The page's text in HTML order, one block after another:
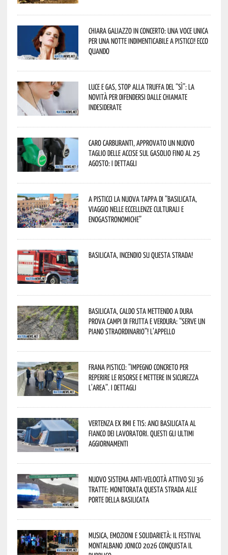
Chiara Galiazzo in concerto: una voce unica
per una notte indimenticabile a Pisticci! Ecco
quando
Luce e gas, stop alla truffa del “Sì”: la
novità per difendersi dalle chiamate
indesiderate
Caro carburanti, approvato un nuovo
taglio delle accise sul gasolio fino al 25
agosto: i dettagli
A Pisticci la nuova tappa di “Basilicata,
viaggio nelle eccellenze culturali e
enogastronomiche”
Basilicata, incendio su questa strada!
Basilicata, caldo sta mettendo a dura
prova campi di frutta e verdura: “Serve un
piano straordinario”! L’appello
Frana Pisticci: “Impegno concreto per
reperire le risorse e mettere in sicurezza
l’area”. I dettagli
Vertenza ex RMI e TIS: ANCI Basilicata al
fianco dei lavoratori. Questi gli ultimi
aggiornamenti
Nuovo sistema anti-velocità attivo su 36
tratte: monitorata questa strada alle
porte della Basilicata
Musica, emozioni e solidarietà: il Festival
Montalbano Jonico 2026 conquista il